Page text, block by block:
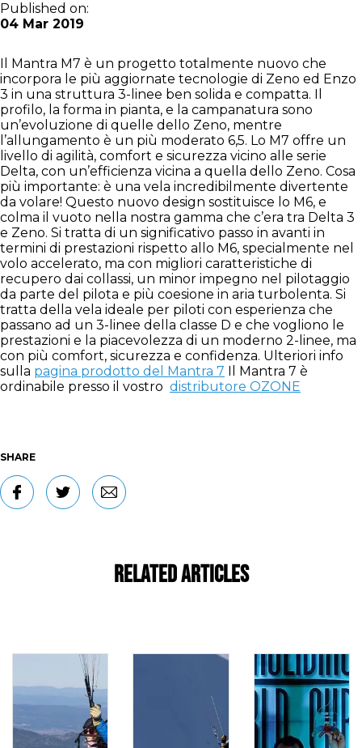
Published on:
04 Mar 2019
Il Mantra M7 è un progetto totalmente nuovo che
incorpora le più aggiornate tecnologie di Zeno ed Enzo
3 in una struttura 3-linee ben solida e compatta. Il
profilo, la forma in pianta, e la campanatura sono
un’evoluzione di quelle dello Zeno, mentre
l’allungamento è un più moderato 6,5. Lo M7 offre un
livello di agilità, comfort e sicurezza vicino alle serie
Delta, con un’efficienza vicina a quella dello Zeno. Cosa
più importante: è una vela incredibilmente divertente
da volare! Questo nuovo design sostituisce lo M6, e
colma il vuoto nella nostra gamma che c’era tra Delta 3
e Zeno. Si tratta di un significativo passo in avanti in
termini di prestazioni rispetto allo M6, specialmente nel
volo accelerato, ma con migliori caratteristiche di
recupero dai collassi, un minor impegno nel pilotaggio
da parte del pilota e più coesione in aria turbolenta. Si
tratta della vela ideale per piloti con esperienza che
passano ad un 3-linee della classe D e che vogliono le
prestazioni e la piacevolezza di un moderno 2-linee, ma
con più comfort, sicurezza e confidenza. Ulteriori info
sulla pagina prodotto del Mantra 7 Il Mantra 7 è
ordinabile presso il vostro distributore OZONE
SHARE
Related Articles